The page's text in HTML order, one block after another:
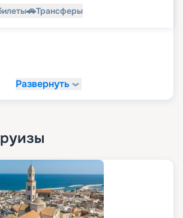
🚗Трансферы
Развернуть